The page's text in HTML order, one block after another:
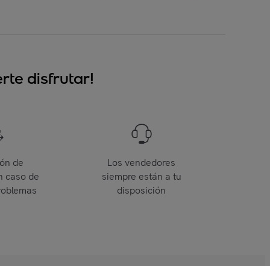
disfrutar!
de
caso de
Los vendedores
siempre están a tu
disposición